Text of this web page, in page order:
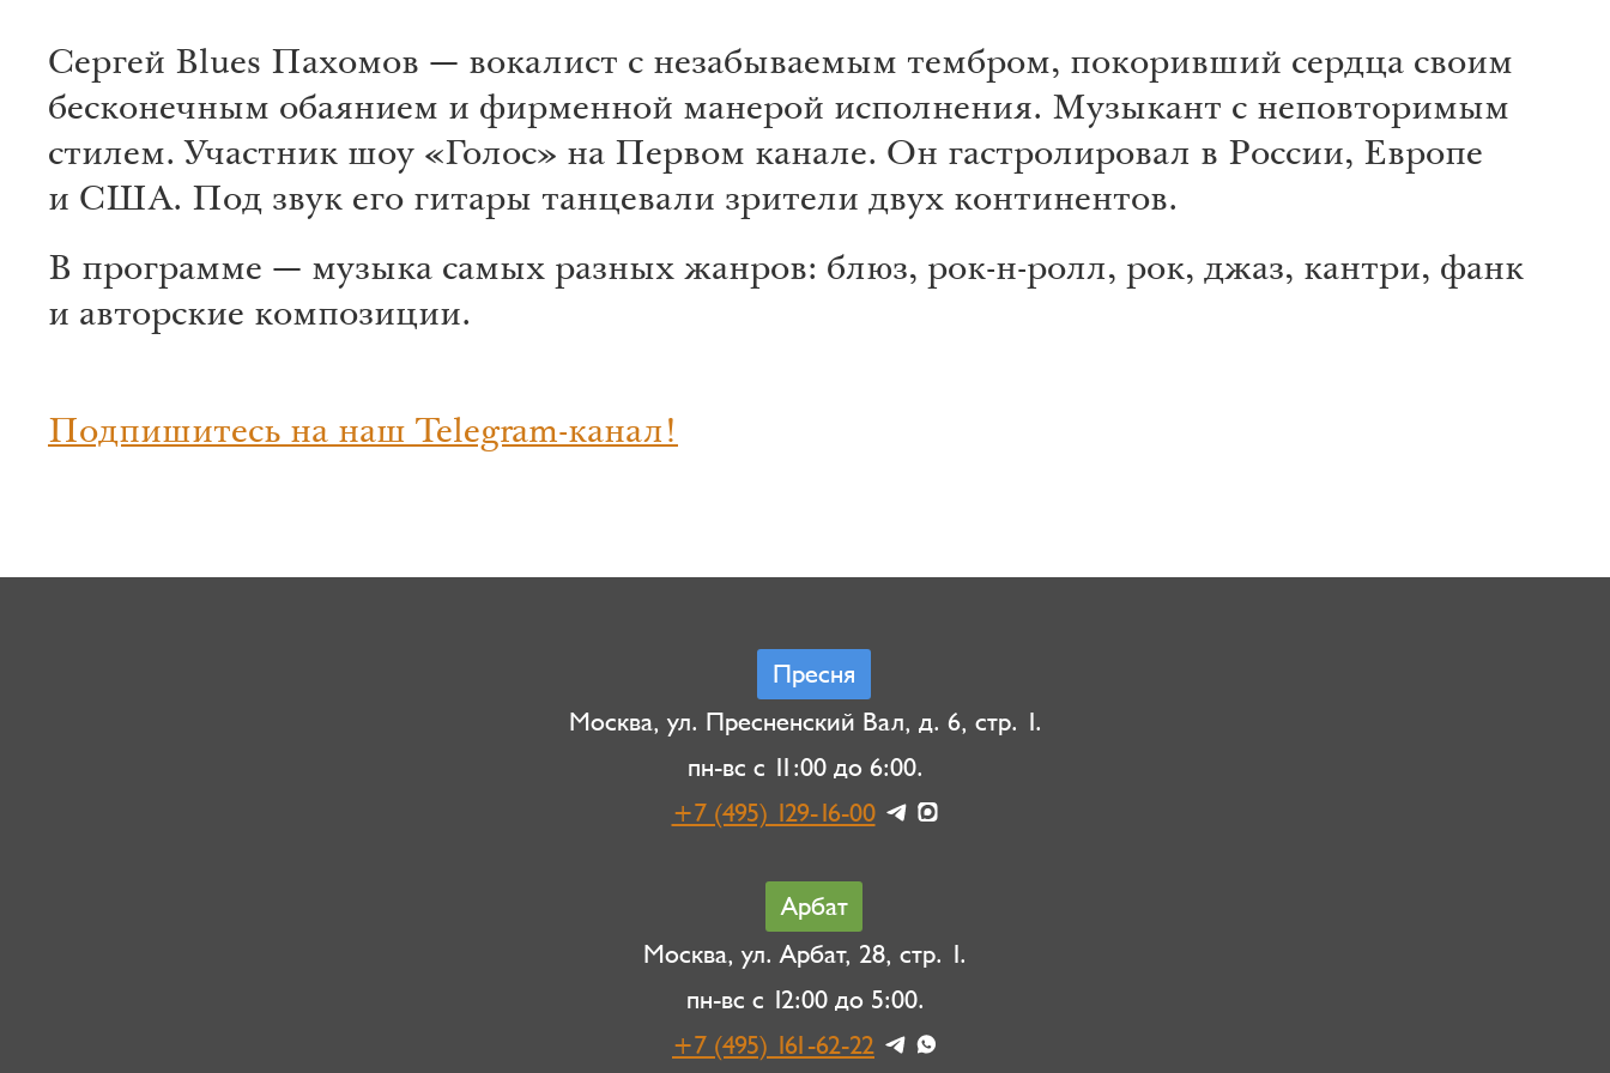
Сергей Blues Пахомов — вокалист с незабываемым тембром, покоривший сердца своим
бесконечным обаянием и фирменной манерой исполнения. Музыкант с неповторимым
стилем. Участник шоу «Голос» на Первом канале. Он гастролировал в России, Европе
и США. Под звук его гитары танцевали зрители двух континентов.
В программе — музыка самых разных жанров: блюз, рок-н-ролл, рок, джаз, кантри, фанк
и авторские композиции.
Подпишитесь на наш Telegram-канал!
Пресня
Москва, ул. Пресненский Вал, д. 6, стр. 1.
пн-вс с 11:00 до 6:00.
+7 (495) 129-16-00
Арбат
Москва, ул. Арбат, 28, стр. 1.
пн-вс с 12:00 до 5:00.
+7 (495) 161-62-22